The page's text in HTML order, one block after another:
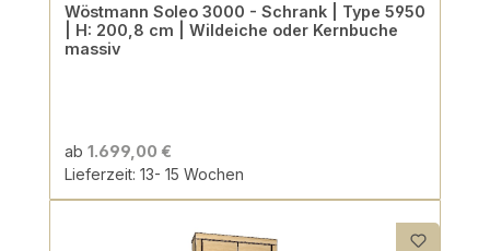
Wöstmann Soleo 3000 - Schrank | Type 5950
| H: 200,8 cm | Wildeiche oder Kernbuche
massiv
ab 1.699,00 €
Lieferzeit: 13- 15 Wochen